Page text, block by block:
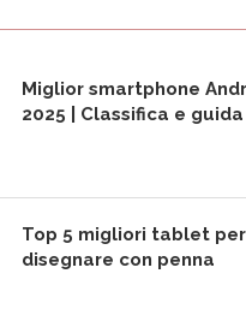
Miglior smartphone
2025 | Classifica e
Top 5 migliori tablet
disegnare con penna